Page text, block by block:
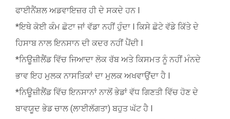
ਫਾਈਨੈਂਸ਼ਲ ਅਡਵਾਇਜ਼ਰ ਹੀ ਦੇ ਸਕਦੇ ਹਨ l
*ਇਥੇ ਕੋਈ ਕੰਮ ਛੋਟਾ ਜਾਂ ਵੱਡਾ ਨਹੀਂ ਹੁੰਦਾ l ਕਿਸੇ ਛੋਟੇ ਵੱਡੇ ਕਿੱਤੇ ਦੇ
ਹਿਸਾਬ ਨਾਲ ਇਨਸਾਨ ਦੀ ਕਦਰ ਨਹੀਂ ਪੈਂਦੀ l
*ਨਿਊਜ਼ੀਲੈਂਡ ਵਿੱਚ ਜਿਆਦਾ ਲੋਕ ਰੱਬ ਅਤੇ ਕਿਸਮਤ ਨੂੰ ਨਹੀਂ ਮੰਨਦੇ
ਭਾਵ ਇਹ ਮੁਲਕ ਨਾਸਤਿਕਾਂ ਦਾ ਮੁਲਕ ਅਖਵਾਉਂਦਾ ਹੈ l
*ਨਿਊਜ਼ੀਲੈਂਡ ਵਿੱਚ ਇਨਸਾਨਾਂ ਨਾਲੋਂ ਭੇਡਾਂ ਵੱਧ ਗਿਣਤੀ ਵਿੱਚ ਹੋਣ ਦੇ
ਬਾਵਯੂਦ ਭੇਡ ਚਾਲ (ਲਾਈਲੱਗਤਾ) ਬਹੁਤ ਘੱਟ ਹੈ l